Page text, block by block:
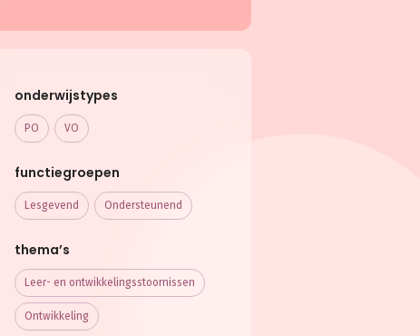
onderwijstypes
PO VO
functiegroepen
Lesgevend Ondersteunend
thema’s
Leer- en ontwikkelings­stoornissen
Ontwikkeling